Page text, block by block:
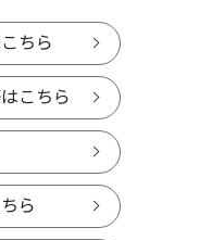
ちら
こちら
ら